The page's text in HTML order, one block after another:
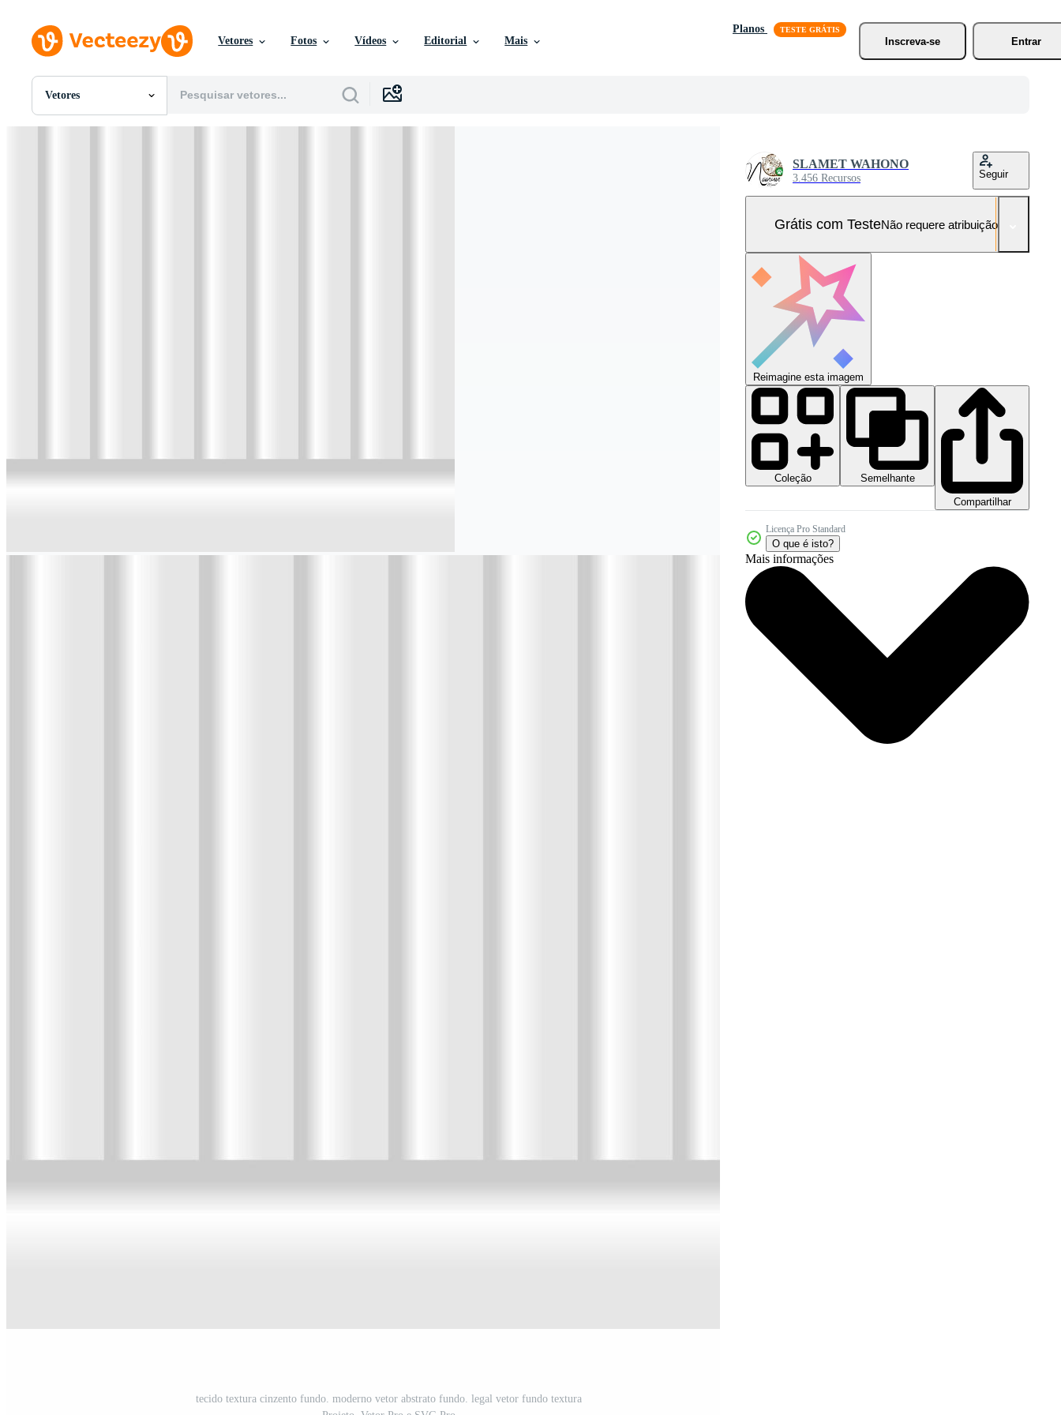
Vetores Fotos Vídeos Editorial Mais
Planos
Inscreva-se
Entrar
Vetores
Todas Imagens
tecido textura cinzento fundo. moderno vetor abstrato fundo. legal vetor fundo textura
SLAMET WAHONO
3.456 Recursos Seguir
Grátis com TesteNão requere atribuição!
Reimagine esta imagem
Coleção
Semelhante
Compartilhar
Licença Pro Standard
O que é isto?
Mais informações